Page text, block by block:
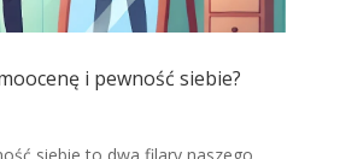
i pewność siebie?
siebie to dwa filary naszego